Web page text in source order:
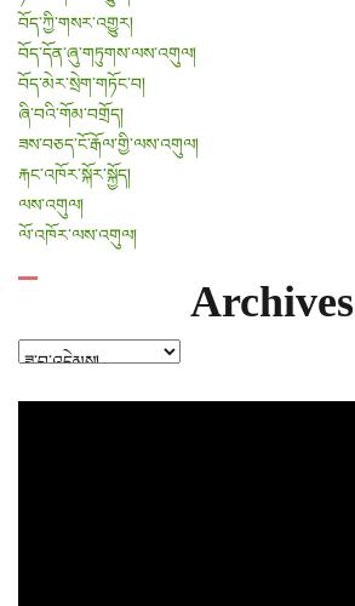
བོད་ཀྱི་གསར་འགྱུར།
བོད་དོན་ཞུ་གཏུགས་ལས་འགུལ།
བོད་མེར་སྲེག་གཏོང་བ།
ཞི་བའི་གོམ་བགྲོད།
ཟས་བཅད་ངོ་རྒོལ་གྱི་ལས་འགུལ།
རྐང་འཁོར་སྐོར་སྐྱོད།
ལས་འགུལ།
ལོ་འཁོར་ལས་འགུལ།
Archives
Archives